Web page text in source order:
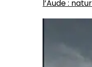
l’Aude :